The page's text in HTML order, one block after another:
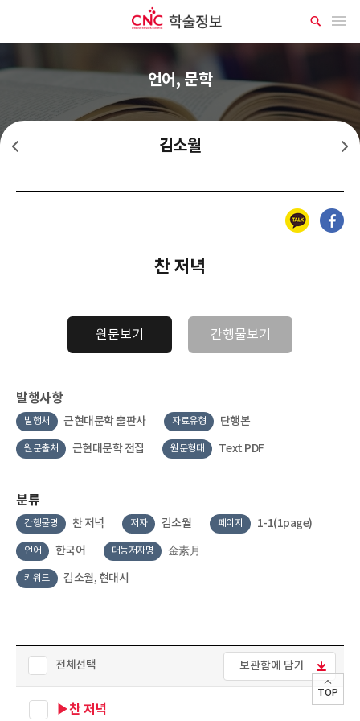
메뉴 열기
상
세
언어, 문학
김소월 김기림
카카오톡 페이스북
찬 저녁
원문보기 간행물보기
발행사항
발행처 근현대문학 출판사 자료유형 단행본
원문출처 근현대문학 전집 원문형태 Text PDF
분류
간행물명 찬 저녁 저자 김소월 페이지 1-1(1page)
언어 한국어 대등저자명 金素月
키워드 김소월, 현대시
전체선택 보관함에 담기
▶찬 저녁
TOP